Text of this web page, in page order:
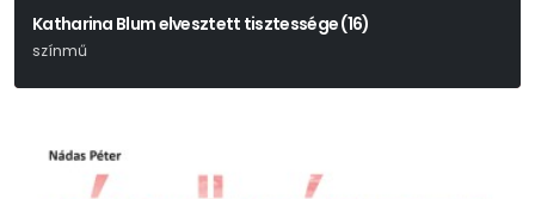
Katharina Blum elvesztett tisztessége (16)
színmű